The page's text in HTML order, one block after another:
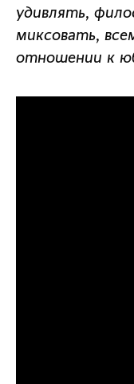
удивлять,
миксовать,
отношении к